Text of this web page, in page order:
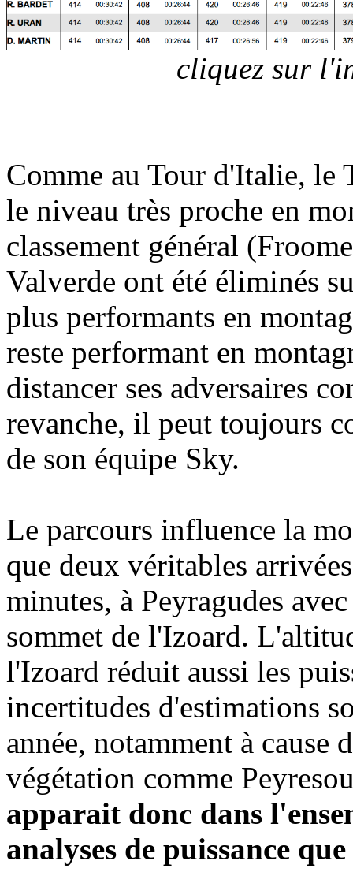
cliquez sur
Comme au Tour d'Italie, le
le niveau très proche en
classement général
Valverde ont été éliminés
plus performants en
reste performant en
distancer ses adversaires
revanche, il peut toujours
de son équipe Sky.
Le parcours influence la
que deux véritables
minutes, à Peyragudes
sommet de l'Izoard.
l'Izoard réduit aussi les
incertitudes d'estimations
année, notamment à cause
végétation comme
apparait donc dans
analyses de puissance